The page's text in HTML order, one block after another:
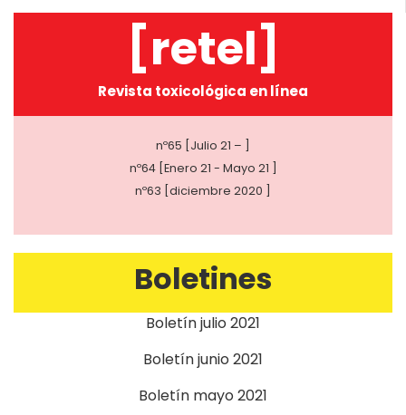
[retel]
Revista toxicológica en línea
nº65 [Julio 21 – ]
nº64 [Enero 21 - Mayo 21 ]
nº63 [diciembre 2020 ]
Boletines
Boletín julio 2021
Boletín junio 2021
Boletín mayo 2021